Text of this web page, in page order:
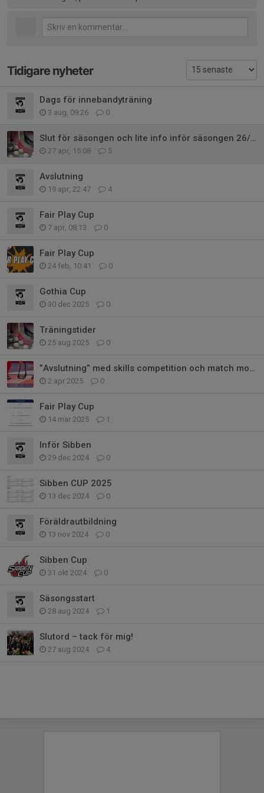
Tidigare nyheter
Dags för innebandyträning
3 aug, 09:26 0
Slut för säsongen och lite info inför säsongen 26/27
27 apr, 15:08 5
Avslutning
19 apr, 22:47 4
Fair Play Cup
7 apr, 08:13 0
Fair Play Cup
24 feb, 10:41 0
Gothia Cup
30 dec 2025 0
Träningstider
25 aug 2025 0
”Avslutning” med skills competition och match mot ledarna
2 apr 2025 0
Fair Play Cup
14 mar 2025 1
Inför Sibben
29 dec 2024 0
Sibben CUP 2025
13 dec 2024 0
Föräldrautbildning
13 nov 2024 0
Sibben Cup
31 okt 2024 0
Säsongsstart
28 aug 2024 1
Slutord – tack för mig!
27 aug 2024 4